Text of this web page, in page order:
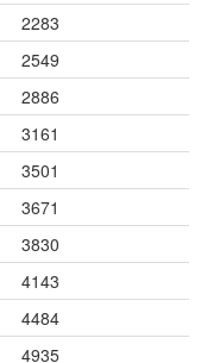
2283
2549
2886
3161
3501
3671
3830
4143
4484
4935